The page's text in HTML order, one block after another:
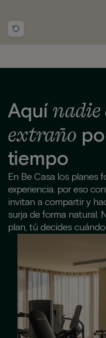
Aquínadie
extraño
tiempo
En Be Casa los planes
experiencia. por eso
invitan a compartir y
surja de forma natural.
plan, tú decides